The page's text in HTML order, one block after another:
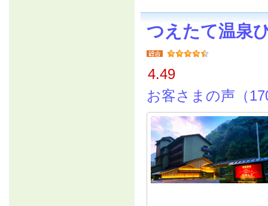
つえたて温泉
4.49
お客さまの声（